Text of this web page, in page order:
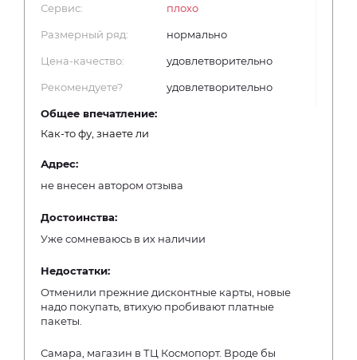
Сервис: плохо
Размерный ряд: нормально
Цена-качество: удовлетворительно
Рекомендуете? удовлетворительно
Общее впечатление:
Как-то фу, знаете ли
Адрес:
не внесен автором отзыва
Достоинства:
Уже сомневаюсь в их наличии
Недостатки:
Отменили прежние дисконтные карты, новые
надо покупать, втихую пробивают платные
пакеты.
Самара, магазин в ТЦ Космопорт. Вроде бы